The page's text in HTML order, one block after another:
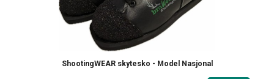
ShootingWEAR skytesko - Model Nasjonal